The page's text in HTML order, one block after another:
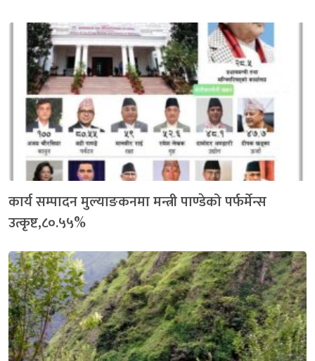
कार्य सम्पादन मुल्याङकनमा मन्त्री पाण्डेको पर्फर्मेन्स
उत्कृष्ट,८०.५५%